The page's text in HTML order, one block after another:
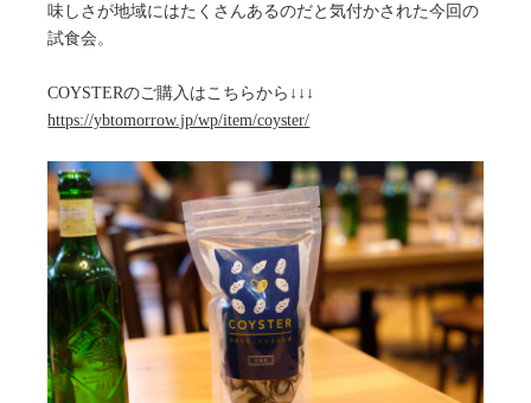
味しさが地域にはたくさんあるのだと気付かされた今回の
試食会。
COYSTERのご購入はこちらから↓↓↓
https://ybtomorrow.jp/wp/item/coyster/